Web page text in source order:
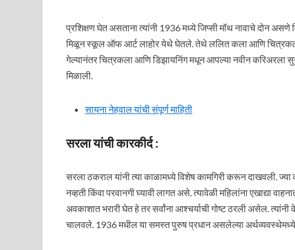
प्रशिक्षण घेत असताना त्यांनी 1936 मध्ये जिप्सी मॉथ नावाचे दोन असणे
मिळून स्कूल ऑफ आर्ट लाहोर येथे घेतले. तेथे ललित कला आणि
गेल्यानंतर चित्रकला आणि डिझायनिंग मधून आपल्या नवीन करिअरला
मिळाली.
सायना नेहवाल यांची संपूर्ण माहिती
सरला यांची कारकीर्द :
सरला ठकराल यांनी त्या काळामध्ये विशेष कामगिरी करून दाखवली. ज्या
नव्हती किंवा परवानगी घ्यावी लागत असे. त्यावेळी महिलांना एखाद्या
अवकाशात भरारी घेत हे तर सर्वांना आश्चर्याची गोष्ट ठरली असेल.
चालवले. 1936 मधील या समस्त पुरुष प्रधान असलेल्या अर्थव्यवस्थेमध्ये